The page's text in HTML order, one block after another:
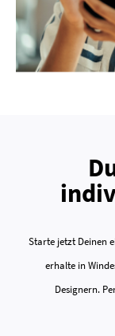
Starte jetzt Deinen
erhalte in
Designern.